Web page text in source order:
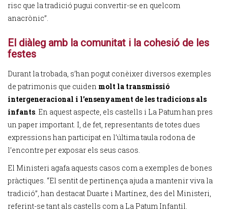
risc que la tradició pugui convertir-se en quelcom
anacrònic”.
El diàleg amb la comunitat i la cohesió de les
festes
Durant la trobada, s’han pogut conèixer diversos exemples
de patrimonis que cuiden molt la transmissió
intergeneracional i l’ensenyament de les tradicions als
infants. En aquest aspecte, els castells i La Patum han pres
un paper important. I, de fet, representants de totes dues
expressions han participat en l’última taula rodona de
l’encontre per exposar els seus casos.
El Ministeri agafa aquests casos com a exemples de bones
pràctiques. “El sentit de pertinença ajuda a mantenir viva la
tradició”, han destacat Duarte i Martínez, des del Ministeri,
referint-se tant als castells com a La Patum Infantil.